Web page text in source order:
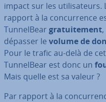
impact sur les uti­li­sa­teurs.
rapport à la con­cur­rence
Tun­nel­Bear gra­tui­te­ment
dépasser le volume de
Pour le trafic au-delà de
Tun­nel­Bear est donc un
Mais quelle est sa valeur ?
Par rapport à la